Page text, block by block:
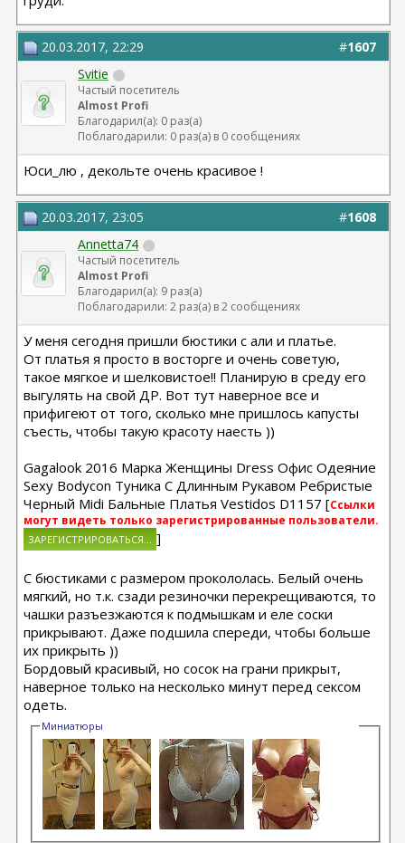
#1607
20.03.2017, 22:29
Svitie
Частый посетитель
Almost Profi
Благодарил(а): 0 раз(а)
Поблагодарили: 0 раз(а) в 0 сообщениях
Юси_лю , декольте очень красивое !
#1608
20.03.2017, 23:05
Annetta74
Частый посетитель
Almost Profi
Благодарил(а): 9 раз(а)
Поблагодарили: 2 раз(а) в 2 сообщениях
У меня сегодня пришли бюстики с али и платье.
От платья я просто в восторге и очень советую,
такое мягкое и шелковистое!! Планирую в среду его
выгулять на свой ДР. Вот тут наверное все и
прифигеют от того, сколько мне пришлось капусты
съесть, чтобы такую красоту наесть ))
Gagalook 2016 Марка Женщины Dress Офис Одеяние
Sexy Bodycon Туника С Длинным Рукавом Ребристые
Черный Midi Бальные Платья Vestidos D1157 [Ссылки
могут видеть только зарегистрированные пользователи.
]
С бюстиками с размером прокололась. Белый очень
мягкий, но т.к. сзади резиночки перекрещиваются, то
чашки разъезжаются к подмышкам и еле соски
прикрывают. Даже подшила спереди, чтобы больше
их прикрыть ))
Бордовый красивый, но сосок на грани прикрыт,
наверное только на несколько минут перед сексом
одеть.
Миниатюры